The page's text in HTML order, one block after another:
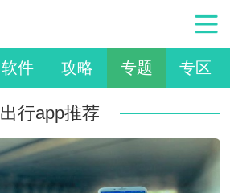
软件 攻略 专题 专区
出行app推荐